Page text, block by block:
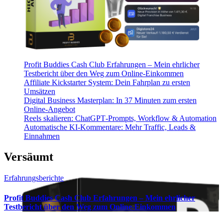
Profit Buddies Cash Club Erfahrungen – Mein ehrlicher
Testbericht über den Weg zum Online-Einkommen
Affiliate Kickstarter System: Dein Fahrplan zu ersten
Umsätzen
Digital Business Masterplan: In 37 Minuten zum ersten
Online-Angebot
Reels skalieren: ChatGPT‑Prompts, Workflow & Automation
Automatische KI‑Kommentare: Mehr Traffic, Leads &
Einnahmen
Versäumt
Erfahrungsberichte
Profit Buddies Cash Club Erfahrungen – Mein ehrlicher
Testbericht über den Weg zum Online-Einkommen